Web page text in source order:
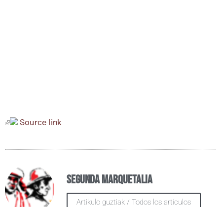
Sour­ce link
Segunda Marquetalia
Artikulo guztiak / Todos los artículos